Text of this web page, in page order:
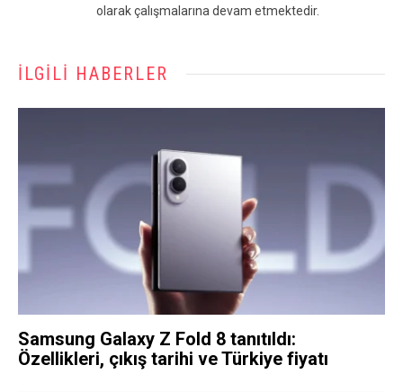
olarak çalışmalarına devam etmektedir.
İLGILI HABERLER
Samsung Galaxy Z Fold 8 tanıtıldı:
Özellikleri, çıkış tarihi ve Türkiye fiyatı